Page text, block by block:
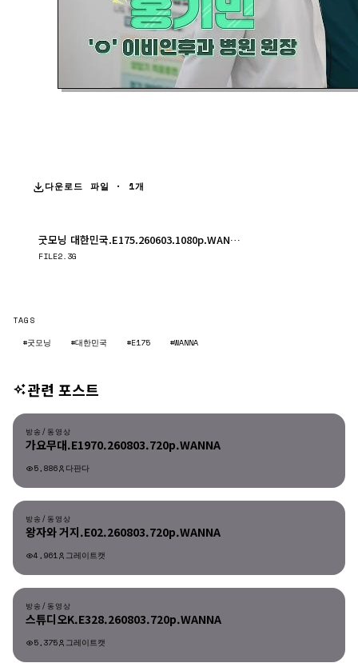
다운로드 파일 · 1개
굿모닝 대한민국.E175.260603.1080p.WANNA.mp4
FILE2.3G
TAGS
#굿모닝
#대한민국 #E175 #WANNA
관련 포스트
방송/동영상
방송/동영상
가요무대.E1970.260803.720p.WANNA
5,886 다판다
방송/동영상
방송/동영상
왕자와 거지.E02.260803.720p.WANNA
4,961 그레이트캣
방송/동영상
방송/동영상
스튜디오K.E328.260803.720p.WANNA
5,375 그레이트캣